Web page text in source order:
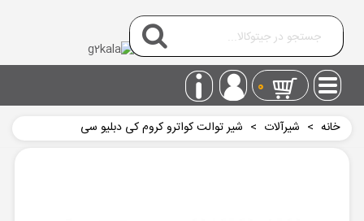
0
خانه > شیرآلات > شیر توالت کواترو کروم کی دبلیو سی